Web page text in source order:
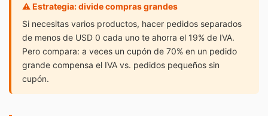
⚠️ Estrategia: divide compras grandes
Si necesitas varios productos, hacer pedidos separados
de menos de USD 0 cada uno te ahorra el 19% de IVA.
Pero compara: a veces un cupón de 70% en un pedido
grande compensa el IVA vs. pedidos pequeños sin
cupón.